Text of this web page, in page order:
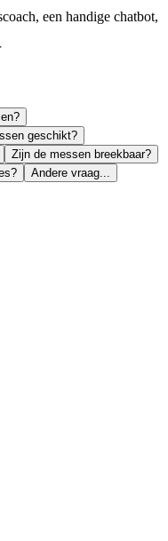
een handige chatbot,
geschikt?
Zijn de messen breekbaar?
Andere vraag...